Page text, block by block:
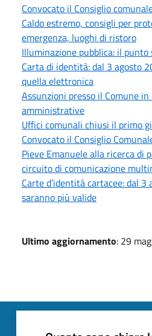
Convocato il Consiglio
Caldo estremo, consigli per
emergenza, luoghi di ristoro
Illuminazione pubblica: il
Carta di identità: dal 3 agosto
quella elettronica
Assunzioni presso il Comune
amministrative
Uffici comunali chiusi il primo
Convocato il Consiglio
Pieve Emanuele alla ricerca di
circuito di comunicazione
Carte d’identità cartacee: dal 3
saranno più valide
Ultimo aggiornamento: 29